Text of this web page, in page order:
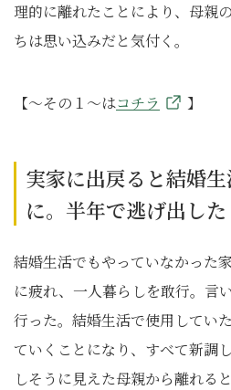
理的に離れたことにより、母親
ちは思い込みだと気付く。
【～その１～はコチラ 】
実家に出戻ると結婚
に。半年で逃げ出した
結婚生活でもやっていなかった
に疲れ、一人暮らしを敢行。言
行った。結婚生活で使用してい
ていくことになり、すべて新調
しそうに見えた母親から離れる